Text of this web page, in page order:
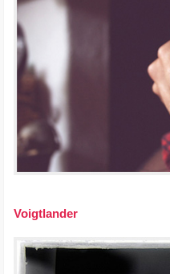
Voigtlander